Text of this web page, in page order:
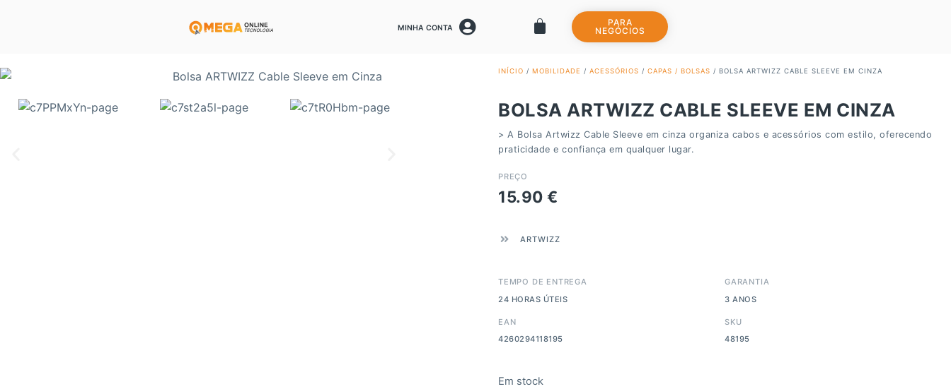
MINHA CONTA
PARA
NEGÓCIOS
INÍCIO / MOBILIDADE / ACESSÓRIOS / CAPAS / BOLSAS / BOLSA ARTWIZZ CABLE SLEEVE EM CINZA
BOLSA ARTWIZZ CABLE SLEEVE EM CINZA
> A Bolsa Artwizz Cable Sleeve em cinza organiza cabos e acessórios com estilo, oferecendo
praticidade e confiança em qualquer lugar.
PREÇO
15.90 €
ARTWIZZ
TEMPO DE ENTREGA
24 HORAS ÚTEIS
GARANTIA
3 ANOS
EAN
4260294118195
SKU
48195
Em stock